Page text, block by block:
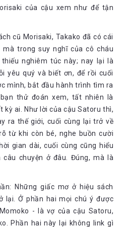
của cậu xem như để tận
cũ Morisaki, Takako đã có cái
mà trong suy nghĩ của cô cháu
nghiêm túc này; nay lại là
yêu quý và biết ơn, để rồi cuối
mình, bắt đầu hành trình tìm ra
thử đoán xem, tất nhiên là
kỳ ai. Như lời của cậu Satoru thì,
ra thế giới, cuối cùng lại trở về
từ khi còn bé, nghe buồn cười
gian dài, cuối cùng cũng hiểu
chuyện ở đâu. Đúng, mà là
Những giấc mơ ở hiệu sách
lại. Ở phần hai mọi chú ý được
- là vợ của cậu Satoru,
Phần hai này lại không link gì